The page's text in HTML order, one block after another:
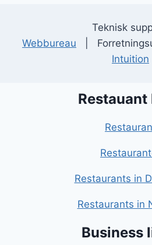
Teknisk
Webbureau |
Intuition
Restauant
Restaurants in
Restaurants in
Business